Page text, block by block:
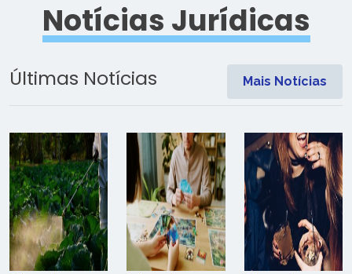
Notícias Jurídicas
Últimas Notícias Mais Notícias